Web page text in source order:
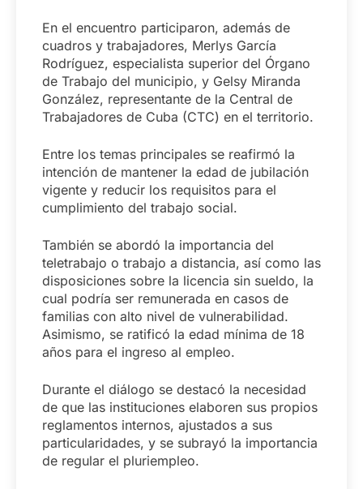
En el encuentro participaron, además de
cuadros y trabajadores, Merlys García
Rodríguez, especialista superior del Órgano
de Trabajo del municipio, y Gelsy Miranda
González, representante de la Central de
Trabajadores de Cuba (CTC) en el territorio.
Entre los temas principales se reafirmó la
intención de mantener la edad de jubilación
vigente y reducir los requisitos para el
cumplimiento del trabajo social.
También se abordó la importancia del
teletrabajo o trabajo a distancia, así como las
disposiciones sobre la licencia sin sueldo, la
cual podría ser remunerada en casos de
familias con alto nivel de vulnerabilidad.
Asimismo, se ratificó la edad mínima de 18
años para el ingreso al empleo.
Durante el diálogo se destacó la necesidad
de que las instituciones elaboren sus propios
reglamentos internos, ajustados a sus
particularidades, y se subrayó la importancia
de regular el pluriempleo.